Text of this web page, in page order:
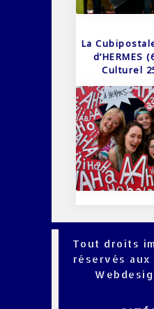
La
d’HERMES
Culturel
Tout droits
réservés